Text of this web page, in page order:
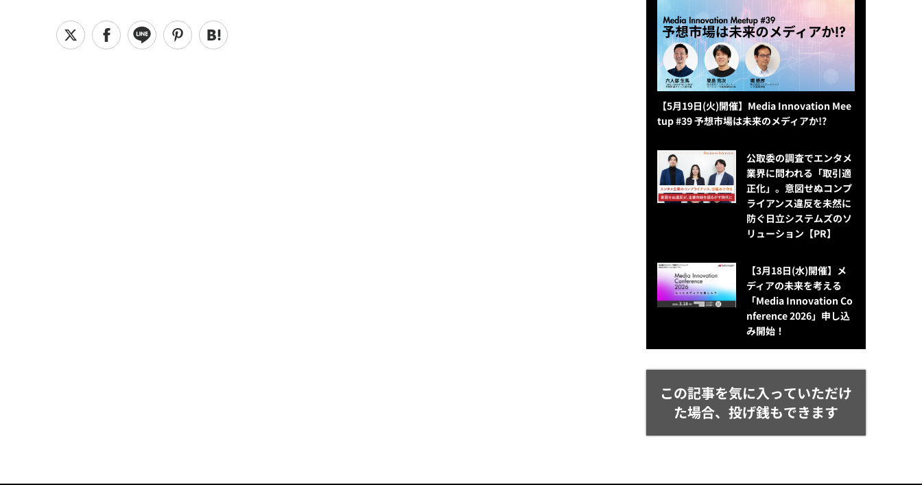
【5月19日(火)開催】Media Innovation Mee
tup #39 予想市場は未来のメディアか!?
公​​取委の調査でエンタメ
業界に問われる「取引適
正化」。意図せぬコンプ
ライアンス違反を未然に
防ぐ日立システムズのソ
リューション​【PR】
【3月18日(水)開催】メ
ディアの未来を考える
「Media Innovation Co
nference 2026」申し込
み開始！
この記事を気に入っていただけ
た場合、投げ銭もできます